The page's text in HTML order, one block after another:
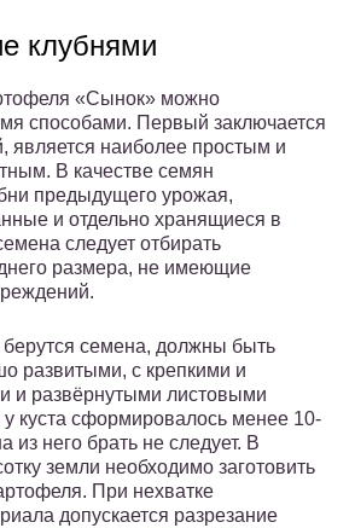
клубнями
«Сынок» можно
способами. Первый заключается
является наиболее простым и
В качестве семян
предыдущего урожая,
и отдельно хранящиеся в
следует отбирать
размера, не имеющие
берутся семена, должны быть
развитыми, с крепкими и
и развёрнутыми листовыми
куста сформировалось менее 10-
из него брать не следует. В
земли необходимо заготовить
При нехватке
допускается разрезание